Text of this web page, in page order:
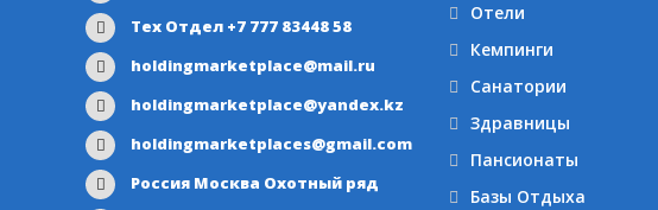
Тех Отдел +7 777 83448 58
holdingmarketplace@mail.ru
holdingmarketplace@yandex.kz
holdingmarketplaces@gmail.com
Россия Москва Охотный ряд
Отели
Кемпинги
Санатории
Здравницы
Пансионаты
Базы Отдыха